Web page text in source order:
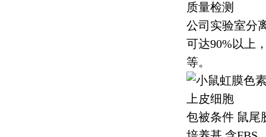
质量检测
公司实验室分
可达90%以上
等。
包被条件 鼠尾